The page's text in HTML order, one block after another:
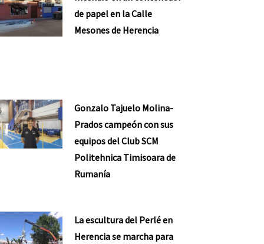
de papel en la Calle
Mesones de Herencia
Gonzalo Tajuelo Molina-
Prados campeón con sus
equipos del Club SCM
Politehnica Timisoara de
Rumanía
La escultura del Perlé en
Herencia se marcha para